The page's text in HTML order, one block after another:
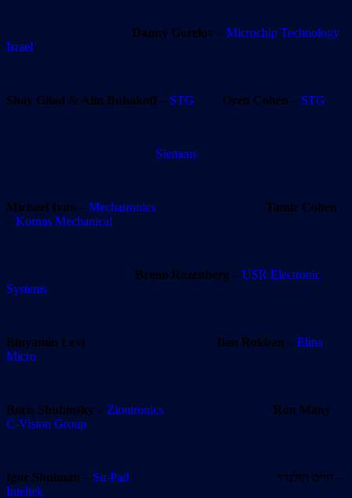
Danny Gorelov – Microchip Technology
Israel
Shay Gilad & Alin Buhakoff – STG Oren Cohen – STG
Siemens
Michael Ivno – Mechatronics
Tamir Cohen
– Kornas Mechanical
Breno Rozenberg – USR Electronic
Systems
Binyamin Levi Ilan Rokban – Elina
Micro
Boris Shubinsky – Ziontronics Ron Many –
C-Vision Group
Igor Shulman – Su-Pad חיים הולנדר –
Inteltek